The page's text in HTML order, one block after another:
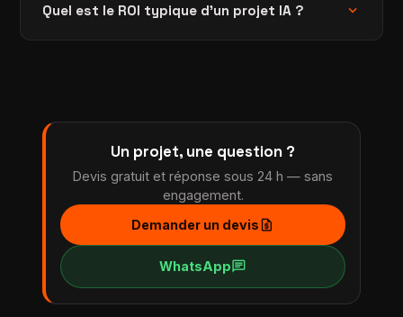
Quel est le ROI typique d'un projet IA ? expand_more
Un projet, une question ?
Devis gratuit et réponse sous 24 h — sans
engagement.
Demander un devisrequest_quote
WhatsAppchat